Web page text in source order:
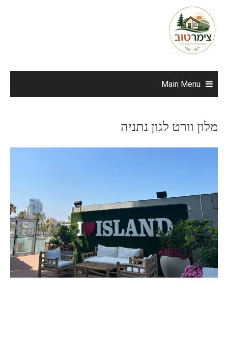
content
Main Menu
מלון וורט לגון נתניה